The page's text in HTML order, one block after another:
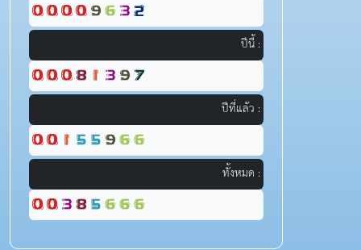
ปีนี้ :
ปีที่แล้ว :
ทั้งหมด :